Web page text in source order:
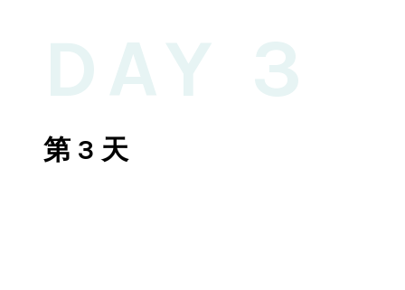
DAY 3
第 3 天